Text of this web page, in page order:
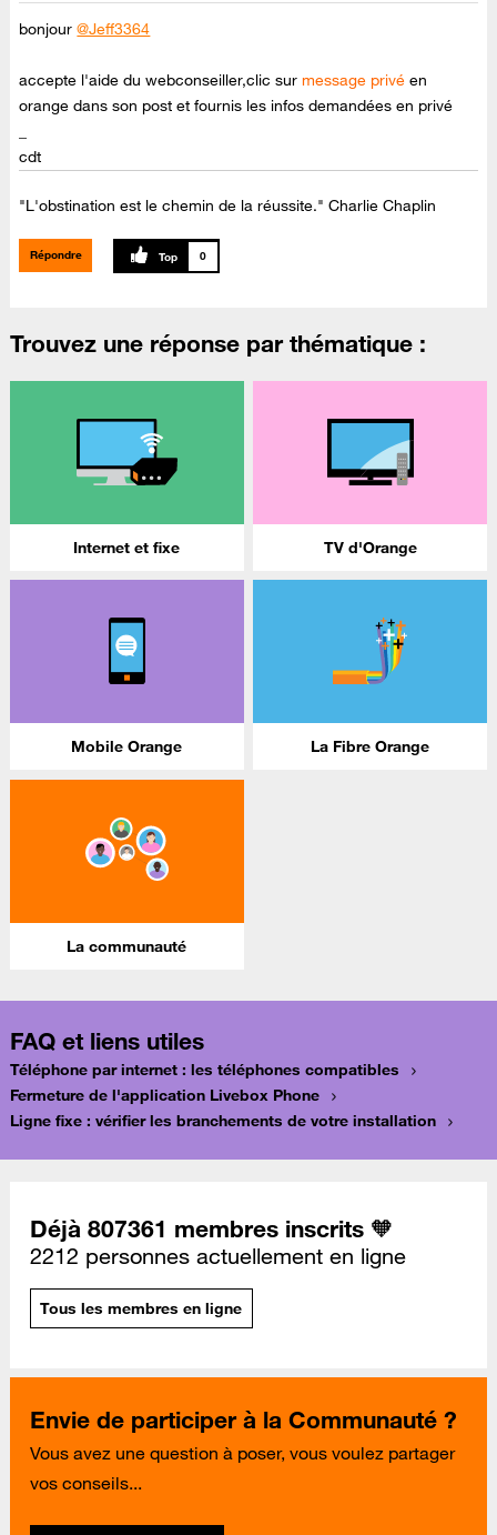
bonjour@Jeff3364
accepte l'aide du webconseiller,clic surmessage privé en
orange dans son post et fournis les infos demandées en privé
cdt
"L'obstination est le chemin de la réussite." Charlie Chaplin
Répondre 0
Trouvez une réponse par thématique :
Internet et fixe TV d'Orange
Mobile Orange La Fibre Orange
La communauté
FAQ et liens utiles
Téléphone par internet : les téléphones compatibles
Fermeture de l'application Livebox Phone
Ligne fixe : vérifier les branchements de votre installation
Déjà 807361 membres inscrits 🧡
2212 personnes actuellement en ligne
Tous les membres en ligne
Envie de participer à la Communauté ?
Vous avez une question à poser, vous voulez partager
vos conseils...